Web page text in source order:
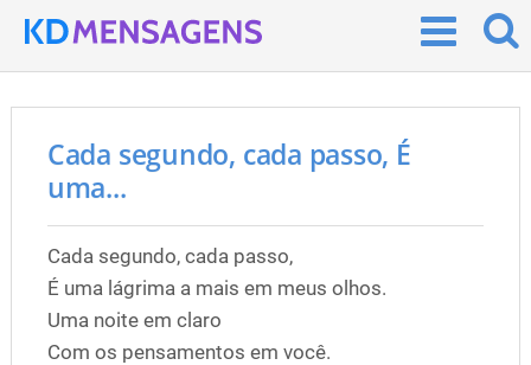
Cada segundo, cada passo, É
uma...
Cada segundo, cada passo,
É uma lágrima a mais em meus olhos.
Uma noite em claro
Com os pensamentos em você.